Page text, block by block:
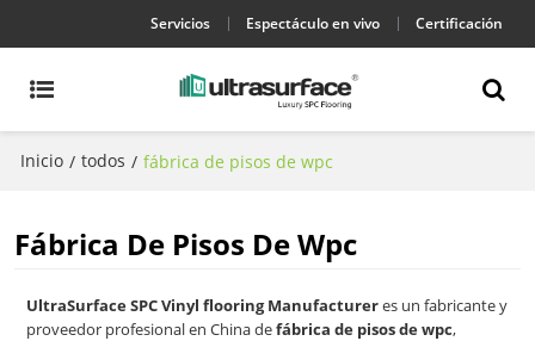
Servicios Espectáculo en vivo Certificación
Inicio / todos / fábrica de pisos de wpc
Fábrica De Pisos De Wpc
UltraSurface SPC Vinyl flooring Manufactureres un fabricante y
proveedor profesional en China defábrica de pisos de wpc,